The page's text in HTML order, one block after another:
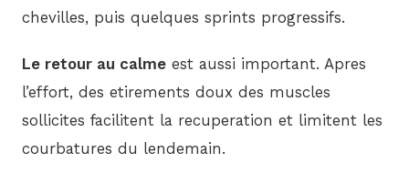
chevilles, puis quelques sprints progressifs.
Le retour au calme est aussi important. Apres
l’effort, des etirements doux des muscles
sollicites facilitent la recuperation et limitent les
courbatures du lendemain.